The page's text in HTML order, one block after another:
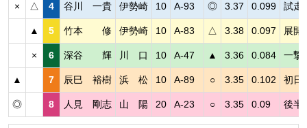
× △ 4 谷川 一貴 伊勢崎 10 A-93 ◎ 3.37 0.099 試走
▲ 5 竹本 修 伊勢崎 10 A-83 △ 3.38 0.097 展開
× 6 深谷 輝 川 口 10 A-47 ▲ 3.36 0.084 一撃
▲ 7 辰巳 裕樹 浜 松 10 A-89 ○ 3.35 0.102 初日
◎ 8 人見 剛志 山 陽 20 A-23 ○ 3.35 0.09 後半